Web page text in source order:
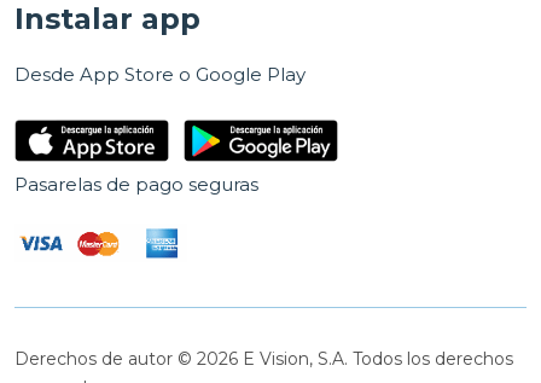
Instalar app
Desde App Store o Google Play
Pasarelas de pago seguras
Derechos de autor © 2026 E Vision, S.A. Todos los derechos